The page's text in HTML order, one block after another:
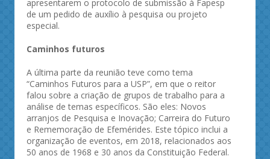
apresentarem o protocolo de submissão à Fapesp
de um pedido de auxílio à pesquisa ou projeto
especial.
Caminhos futuros
A última parte da reunião teve como tema
“Caminhos Futuros para a USP”, em que o reitor
falou sobre a criação de grupos de trabalho para a
análise de temas específicos. São eles: Novos
arranjos de Pesquisa e Inovação; Carreira do Futuro
e Rememoração de Efemérides. Este tópico inclui a
organização de eventos, em 2018, relacionados aos
50 anos de 1968 e 30 anos da Constituição Federal.